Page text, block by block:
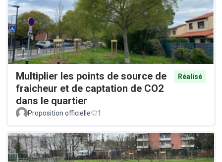
Multiplier les points de source de
fraicheur et de captation de CO2
dans le quartier
Réalisé
Proposition officielle 1